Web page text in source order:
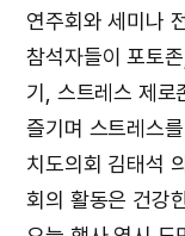
연주회와 세미나
참석자들이 포토
기, 스트레스 제로
즐기며 스트레스
치도의회 김태석
회의 활동은 건강